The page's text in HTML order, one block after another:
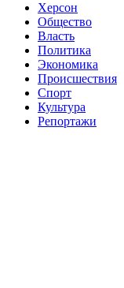
Херсон
Общество
Власть
Политика
Экономика
Происшествия
Спорт
Культура
Репортажи